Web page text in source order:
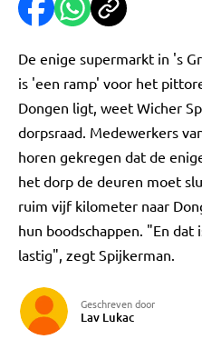
De enige supermarkt in 's
is 'een ramp' voor het
Dongen ligt, weet Wicher
dorpsraad. Medewerkers
horen gekregen dat de
het dorp de deuren moet
ruim vijf kilometer naar
hun boodschappen. "En
lastig", zegt Spijkerman.
Geschreven door
Lav Lukac